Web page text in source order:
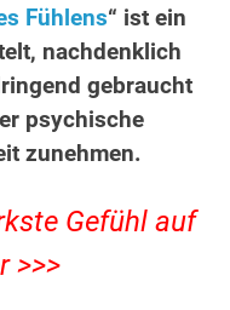
Fühlens“ ist ein
nachdenklich
gebraucht
psychische
zunehmen.
Gefühl auf
>>>